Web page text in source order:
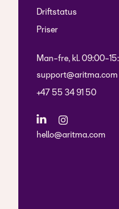
Driftstatus
Priser
Man-fre, kl. 09:00-
support@aritma.com
+47 55 34 91 50
hello@aritma.com